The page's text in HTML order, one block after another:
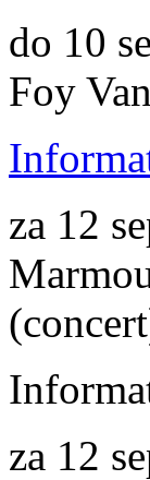
do 10
Foy
za 12
za 12